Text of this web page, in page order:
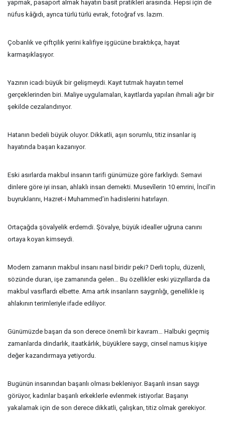
yapmak, pasaport almak hayatın basit pratikleri arasında. Hepsi için de
nüfus kâğıdı, ayrıca türlü türlü evrak, fotoğraf vs. lazım.
Çobanlık ve çiftçilik yerini kalifiye işgücüne bıraktıkça, hayat
karmaşıklaşıyor.
Yazının icadı büyük bir gelişmeydi. Kayıt tutmak hayatın temel
gerçeklerinden biri. Maliye uygulamaları, kayıtlarda yapılan ihmali ağır bir
şekilde cezalandırıyor.
Hatanın bedeli büyük oluyor. Dikkatli, aşırı sorumlu, titiz insanlar iş
hayatında başarı kazanıyor.
Eski asırlarda makbul insanın tarifi günümüze göre farklıydı. Semavi
dinlere göre iyi insan, ahlaklı insan demekti. Musevîlerin 10 emrini, İncil’in
buyruklarını, Hazret-i Muhammed’in hadislerini hatırlayın.
Ortaçağda şövalyelik erdemdi. Şövalye, büyük idealler uğruna canını
ortaya koyan kimseydi.
Modern zamanın makbul insanı nasıl biridir peki? Derli toplu, düzenli,
sözünde duran, işe zamanında gelen… Bu özellikler eski yüzyıllarda da
makbul vasıflardı elbette. Ama artık insanların saygınlığı, genellikle iş
ahlakının terimleriyle ifade ediliyor.
Günümüzde başarı da son derece önemli bir kavram… Halbuki geçmiş
zamanlarda dindarlık, itaatkârlık, büyüklere saygı, cinsel namus kişiye
değer kazandırmaya yetiyordu.
Bugünün insanından başarılı olması bekleniyor. Başarılı insan saygı
görüyor, kadınlar başarılı erkeklerle evlenmek istiyorlar. Başarıyı
yakalamak için de son derece dikkatli, çalışkan, titiz olmak gerekiyor.